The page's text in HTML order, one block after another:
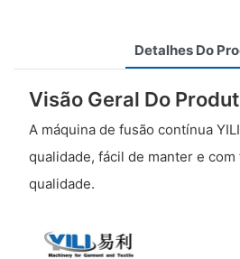
Detalhes Do
Visão Geral Do
A máquina de fusão contínua
qualidade, fácil de manter e com
qualidade.